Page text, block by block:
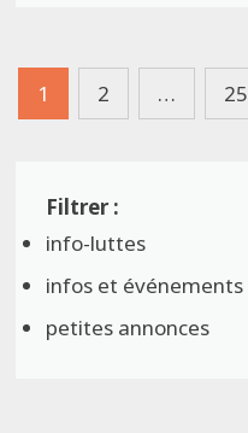
Pagination
des
1 2 … 25
info-luttes
infos et événements
petites annonces